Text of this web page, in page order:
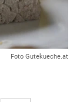
Foto Gutekueche.at